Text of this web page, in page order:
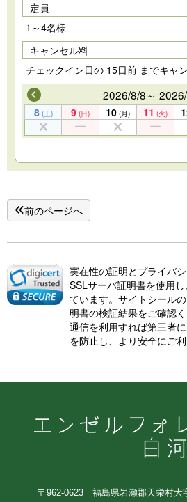
定員
1～4名様
キャンセル料
チェックイン日の 15日前 までキャ
2026/8/8～
8 (土) 9 (日) 10 (月) 11 (火)
前のページへ
実在性の証明とプライバ
SSLサーバ証明書を使用
ています。サイトシール
明書の検証結果をご確認
通信を利用すれば第三者
を防止し、より安全にご
〒962-0623 福島県岩瀬郡天栄村大